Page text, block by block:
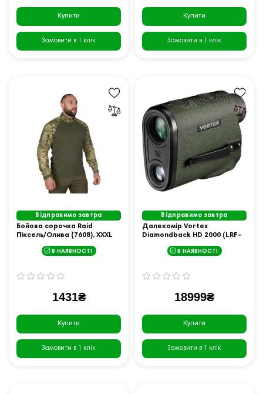
Купити
Замовити в 1 клік
Купити
Замовити в 1 клік
Відправимо завтра
Бойова сорочка Raid
Піксель/Олива (7608), XXXL
В НАЯВНОСТІ
1431₴
Купити
Замовити в 1 клік
Відправимо завтра
Далекомір Vortex
Diamondback HD 2000 (LRF-
В НАЯВНОСТІ
18999₴
Купити
Замовити в 1 клік